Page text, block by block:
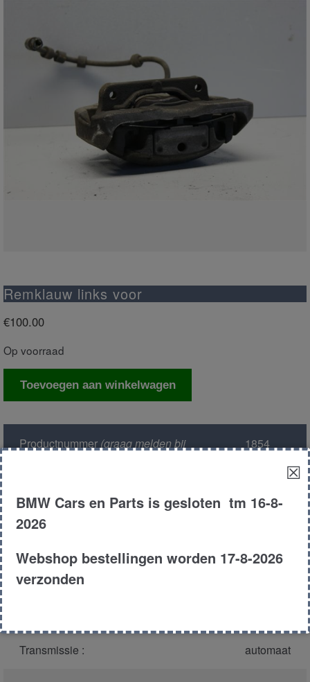
Remklauw links voor
€100.00
Op voorraad
Remklauw
Toevoegen aan winkelwagen
Productnummer(graag melden bij
1854
Model : E60-61
Type :
Transmissie : automaat
☒
BMW Cars en Parts is gesloten tm 16-8-
2026
Webshop bestellingen worden 17-8-2026
verzonden